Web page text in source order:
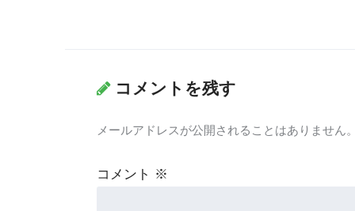
コメントを残す
メールアドレスが公開されることはありません
コメント ※